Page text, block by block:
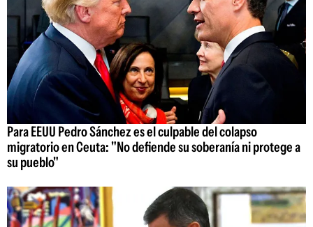
Para EEUU Pedro Sánchez es el culpable del colapso
migratorio en Ceuta: "No defiende su soberanía ni protege a
su pueblo"